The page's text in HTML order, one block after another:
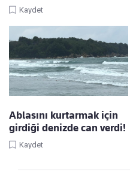
Kaydet
Ablasını kurtarmak için
girdiği denizde can verdi!
Kaydet